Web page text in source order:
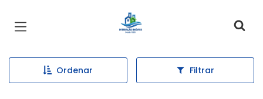
Página inicial
Ordenar Filtrar